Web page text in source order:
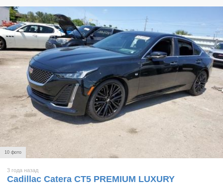
10 фото
3 года назад
Cadillac Catera CT5 PREMIUM LUXURY